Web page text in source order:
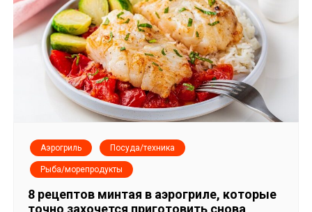
Аэрогриль Посуда/техника
Рыба/морепродукты
8 рецептов минтая в аэрогриле, которые
точно захочется приготовить снова